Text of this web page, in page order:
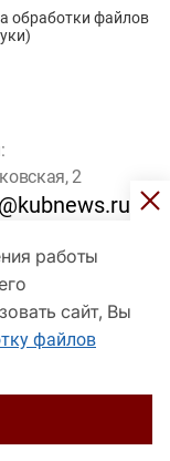
работы
сайт, Вы
файлов
обработки файлов
2
16 лет
Федеральной
технологий
Регистрационный
О. Ю.